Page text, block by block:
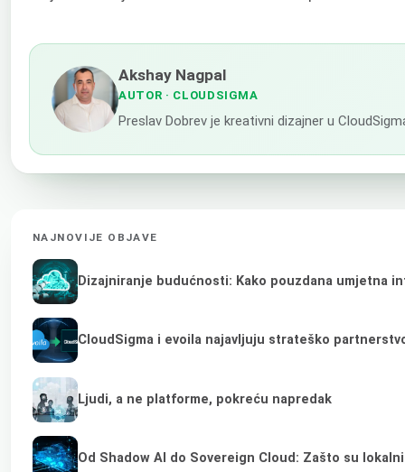
Akshay Nagpal
AUTOR · CLOUDSIGMA
Preslav Dobrev je kreativni dizajner u
NAJNOVIJE OBJAVE
Dizajniranje budućnosti: Kako pouzdana umjetna
CloudSigma i evoila najavljuju strateško
Ljudi, a ne platforme, pokreću napredak
Od Shadow AI do Sovereign Cloud: Zašto su